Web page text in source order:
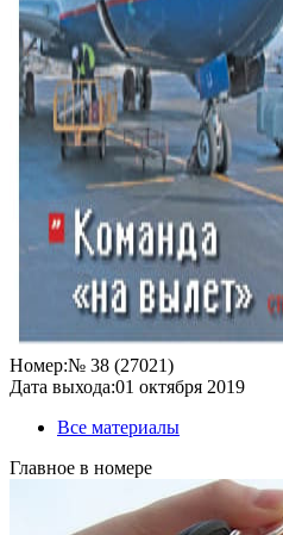
Номер:№ 38 (27021)
Дата выхода:01 октября 2019
Все материалы
Главное в номере